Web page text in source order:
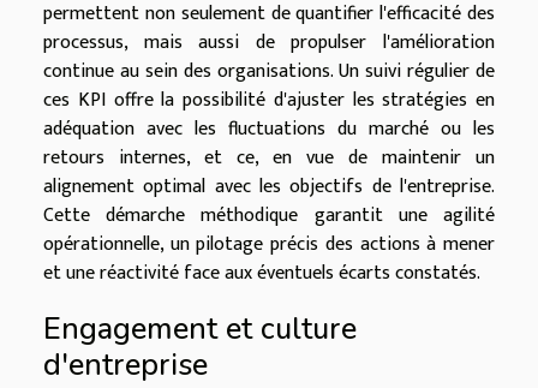
permettent non seulement de quantifier l'efficacité des
processus, mais aussi de propulser l'amélioration
continue au sein des organisations. Un suivi régulier de
ces KPI offre la possibilité d'ajuster les stratégies en
adéquation avec les fluctuations du marché ou les
retours internes, et ce, en vue de maintenir un
alignement optimal avec les objectifs de l'entreprise.
Cette démarche méthodique garantit une agilité
opérationnelle, un pilotage précis des actions à mener
et une réactivité face aux éventuels écarts constatés.
Engagement et culture
d'entreprise